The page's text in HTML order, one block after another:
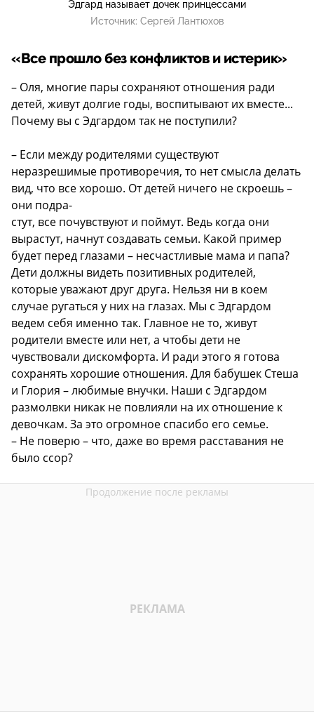
Эдгард называет дочек принцессами
Источник: Сергей Лантюхов
«Все прошло без конфликтов и истерик»
– Оля, многие пары сохраняют отношения ради
детей, живут долгие годы, воспитывают их вместе...
Почему вы с Эдгардом так не поступили?
– Если между родителями существуют
неразрешимые противоречия, то нет смысла делать
вид, что все хорошо. От детей ничего не скроешь –
они подра-
стут, все почувствуют и поймут. Ведь когда они
вырастут, начнут создавать семьи. Какой пример
будет перед глазами – несчастливые мама и папа?
Дети должны видеть позитивных родителей,
которые уважают друг друга. Нельзя ни в коем
случае ругаться у них на глазах. Мы с Эдгардом
ведем себя именно так. Главное не то, живут
родители вместе или нет, а чтобы дети не
чувствовали дискомфорта. И ради этого я готова
сохранять хорошие отношения. Для бабушек Стеша
и Глория – любимые внучки. Наши с Эдгардом
размолвки никак не повлияли на их отношение к
девочкам. За это огромное спасибо его семье.
– Не поверю – что, даже во время расставания не
было ссор?